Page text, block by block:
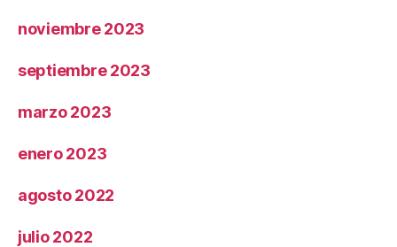
noviembre 2023
septiembre 2023
marzo 2023
enero 2023
agosto 2022
julio 2022